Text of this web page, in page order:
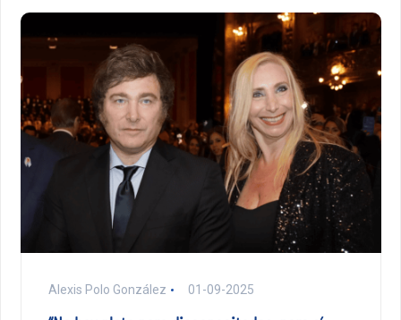
Alexis Polo González 01-09-2025